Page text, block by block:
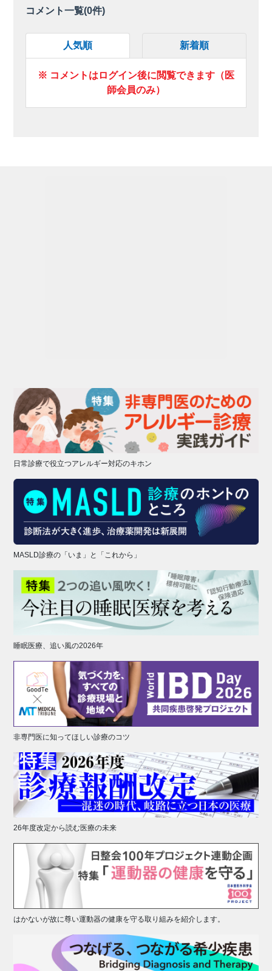
コメント一覧(0件)
人気順 新着順
※ コメントはログイン後に閲覧できます（医
師会員のみ）
日常診療で役立つアレルギー対応のキホン
MASLD診療の「いま」と「これから」
睡眠医療、追い風の2026年
非専門医に知ってほしい診療のコツ
26年度改定から読む医療の未来
はかないが故に尊い運動器の健康を守る取り組みを紹介します。